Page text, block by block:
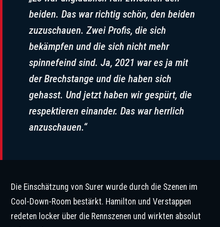
beiden. Das war richtig schön, den beiden
zuzuschauen. Zwei Profis, die sich
bekämpfen und die sich nicht mehr
spinnefeind sind. Ja, 2021 war es ja mit
der Brechstange und die haben sich
gehasst. Und jetzt haben wir gespürt, die
respektieren einander. Das war herrlich
anzuschauen.“
Die Einschätzung von Surer wurde durch die Szenen im
Cool-Down-Room bestärkt. Hamilton und Verstappen
redeten locker über die Rennszenen und wirkten absolut